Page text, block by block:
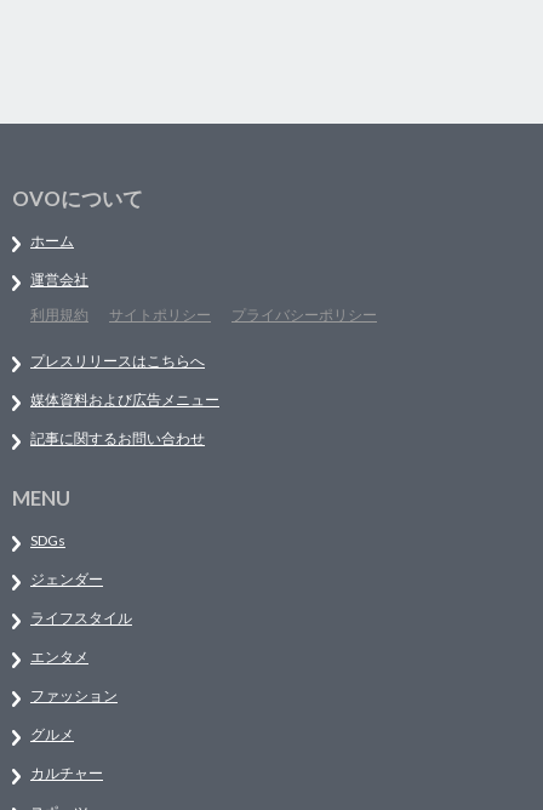
OVOについて
ホーム
運営会社
利用規約
サイトポリシー プライバシーポリシー
プレスリリースはこちらへ
媒体資料および広告メニュー
記事に関するお問い合わせ
MENU
SDGs
ジェンダー
ライフスタイル
エンタメ
ファッション
グルメ
カルチャー